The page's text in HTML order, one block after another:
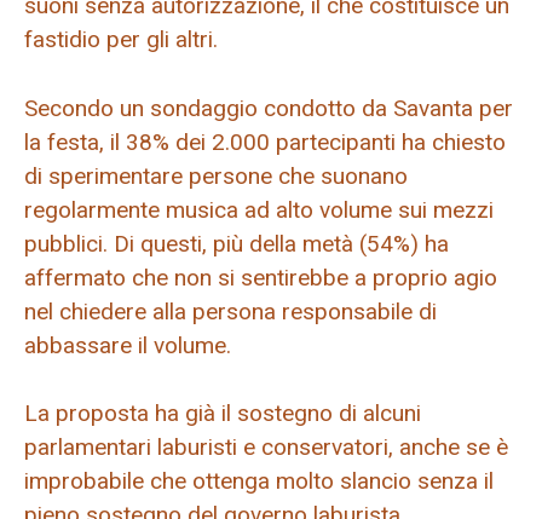
suoni senza autorizzazione, il che costituisce un
fastidio per gli altri.
Secondo un sondaggio condotto da Savanta per
la festa, il 38% dei 2.000 partecipanti ha chiesto
di sperimentare persone che suonano
regolarmente musica ad alto volume sui mezzi
pubblici. Di questi, più della metà (54%) ha
affermato che non si sentirebbe a proprio agio
nel chiedere alla persona responsabile di
abbassare il volume.
La proposta ha già il sostegno di alcuni
parlamentari laburisti e conservatori, anche se è
improbabile che ottenga molto slancio senza il